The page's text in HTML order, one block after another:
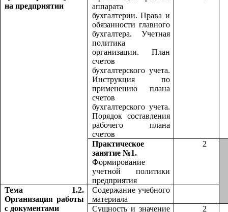
на предприятии
аппарата
бухгалтерии. Права и
обязанности главного
бухгалтера. Учетная
политика
организации. План
счетов
бухгалтерского учета.
Инструкция по
применению плана
счетов
бухгалтерского учета.
Порядок составления
рабочего плана
счетов
Практическое
занятие №1.
Формирование
учетной политики
предприятия
2
Тема 1.2.
Организация работы
с документами
Содержание учебного
материала
Сущность и значение
2